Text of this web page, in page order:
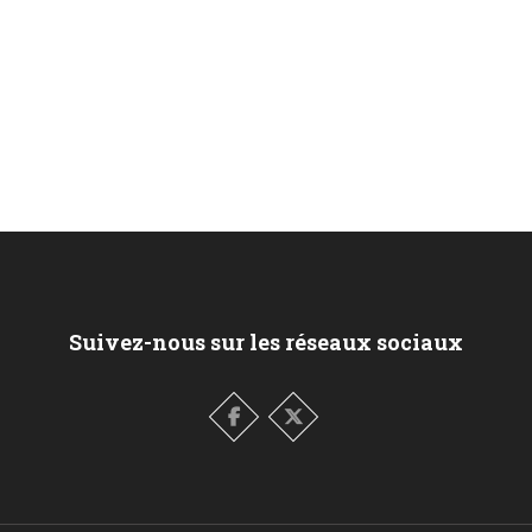
Suivez-nous sur les réseaux sociaux